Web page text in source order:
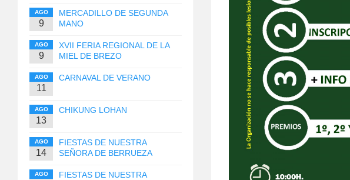
AGO
9
MERCADILLO DE SEGUNDA
MANO
AGO
9
XVII FERIA REGIONAL DE LA
MIEL DE BREZO
AGO
11
CARNAVAL DE VERANO
AGO
13
CHIKUNG LOHAN
AGO
14
FIESTAS DE NUESTRA
SEÑORA DE BERRUEZA
AGO
FIESTAS DE NUESTRA